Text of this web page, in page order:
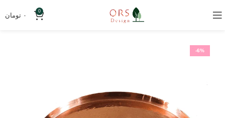
0
۰ تومان
-6%